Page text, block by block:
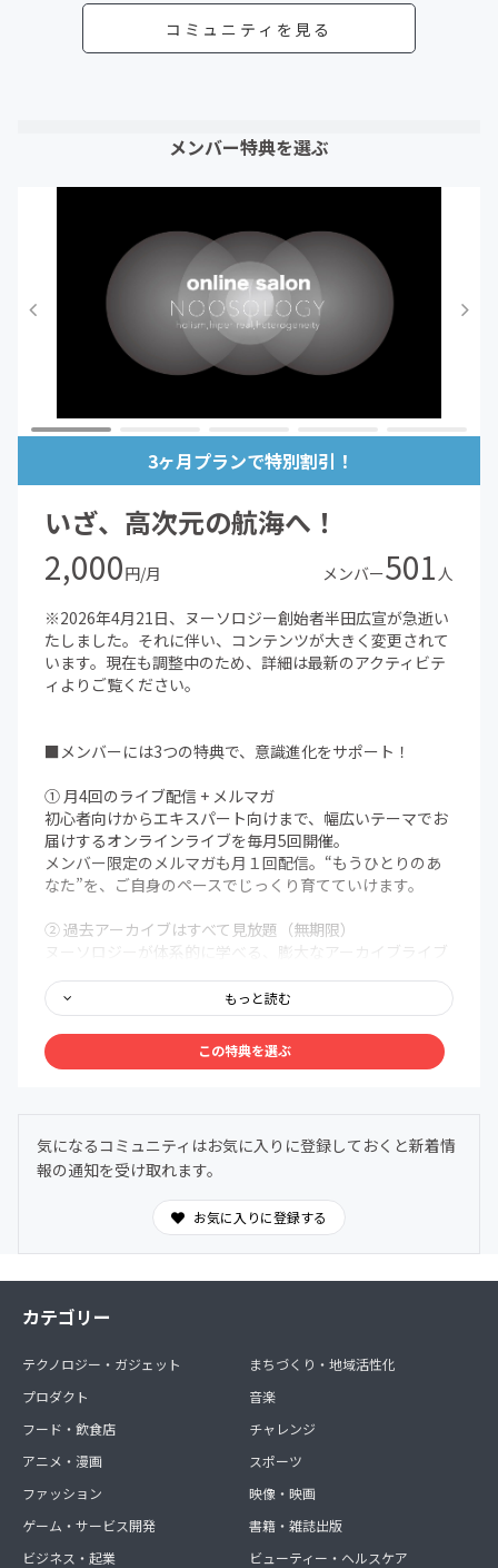
コミュニティを見る
メンバー特典を選ぶ
3ヶ月プランで特別割引！
いざ、高次元の航海へ！
2,000円/月 メンバー501 人
※2026年4月21日、ヌーソロジー創始者半田広宣が急逝い
たしました。それに伴い、コンテンツが大きく変更されて
います。現在も調整中のため、詳細は最新のアクティビテ
ィよりご覧ください。
■メンバーには3つの特典で、意識進化をサポート！
① 月4回のライブ配信 + メルマガ
初心者向けからエキスパート向けまで、幅広いテーマでお
届けするオンラインライブを毎月5回開催。
メンバー限定のメルマガも月１回配信。“もうひとりのあ
なた”を、ご自身のペースでじっくり育てていけます。
② 過去アーカイブはすべて見放題（無期限）
ヌーソロジーが体系的に学べる、膨大なアーカイブライブ
も、どこでも、自分の好きなタイミングでアクセスできま
す。
③ メンバー限定Discordコミュニティ
わからないことは気軽に質問OK。日常的に気づきや学び
を共有できます。
もっと読む
この特典を選ぶ
気になるコミュニティはお気に入りに登録しておくと新着情
報の通知を受け取れます。
お気に入りに登録する
カテゴリー
テクノロジー・ガジェット
プロダクト
フード・飲食店
アニメ・漫画
ファッション
ゲーム・サービス開発
ビジネス・起業
まちづくり・地域活性化
音楽
チャレンジ
スポーツ
映像・映画
書籍・雑誌出版
ビューティー・ヘルスケア